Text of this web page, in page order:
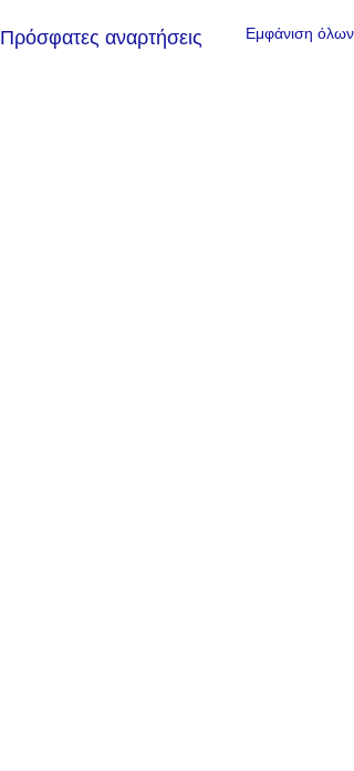
Πρόσφατες αναρτήσεις Εμφάνιση όλων